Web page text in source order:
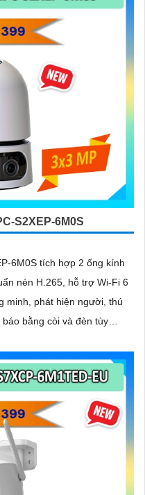
S2XEP-6M0S
6M0S tích hợp 2 ống kính
nén H.265, hỗ trợ Wi-Fi 6
minh, phát hiện người, thú
bằng còi và đèn tùy